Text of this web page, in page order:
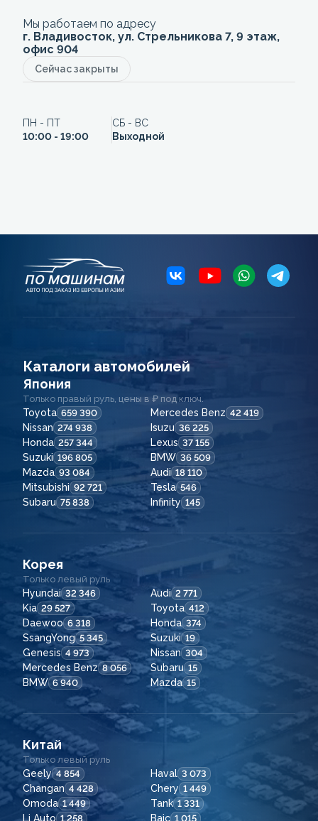
Мы работаем по адресу
г. Владивосток, ул. Стрельникова 7, 9 этаж,
офис 904
Сейчас закрыты
ПН - ПТ
10:00 - 19:00
СБ - ВС
Выходной
Каталоги автомобилей
Япония
Только правый руль, цены в ₽ под ключ.
Toyota 659 390 Mercedes Benz 42 419
Nissan 274 938 Isuzu 36 225
Honda 257 344 Lexus 37 155
Suzuki 196 805 BMW 36 509
Mazda 93 084 Audi 18 110
Mitsubishi 92 721 Tesla 546
Subaru 75 838 Infinity 145
Корея
Только левый руль
Hyundai 32 346 Audi 2 771
Kia 29 527 Toyota 412
Daewoo 6 318 Honda 374
SsangYong 5 345 Suzuki 19
Genesis 4 973 Nissan 304
Mercedes Benz 8 056 Subaru 15
BMW 6 940 Mazda 15
Китай
Только левый руль
Geely 4 854 Haval 3 073
Changan 4 428 Chery 1 449
Omoda 1 449 Tank 1 331
Li Auto 1 258 Baic 1 015